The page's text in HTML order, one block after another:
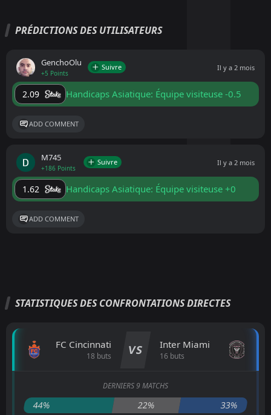
PRÉDICTIONS DES UTILISATEURS
GenchoOlu
+5 Points
Suivre Il y a 2 mois
2.09 Handicaps Asiatique: Équipe visiteuse -0.5
ADD COMMENT
M745
+186 Points
Suivre Il y a 2 mois
1.62 Handicaps Asiatique: Équipe visiteuse +0
ADD COMMENT
STATISTIQUES DES CONFRONTATIONS DIRECTES
FC Cincinnati
18 buts VS Inter Miami
16 buts
DERNIERS 9 MATCHS
44% 22% 33%